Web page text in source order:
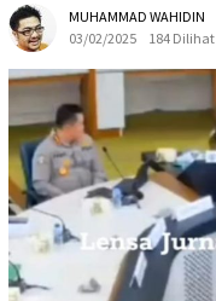
MUHAMMAD WAHIDIN
03/02/2025
184 Dilihat